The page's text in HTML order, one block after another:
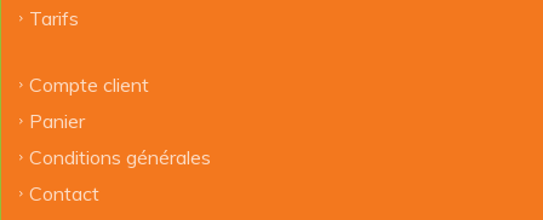
Tarifs
Compte client
Panier
Conditions générales
Contact